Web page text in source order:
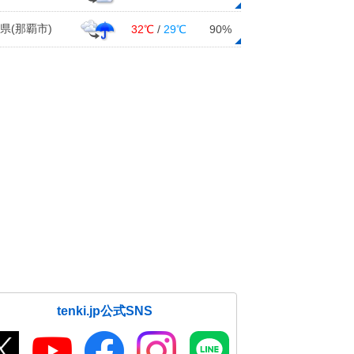
(那覇市) 32℃ / 29℃ 90%
tenki.jp公式SNS